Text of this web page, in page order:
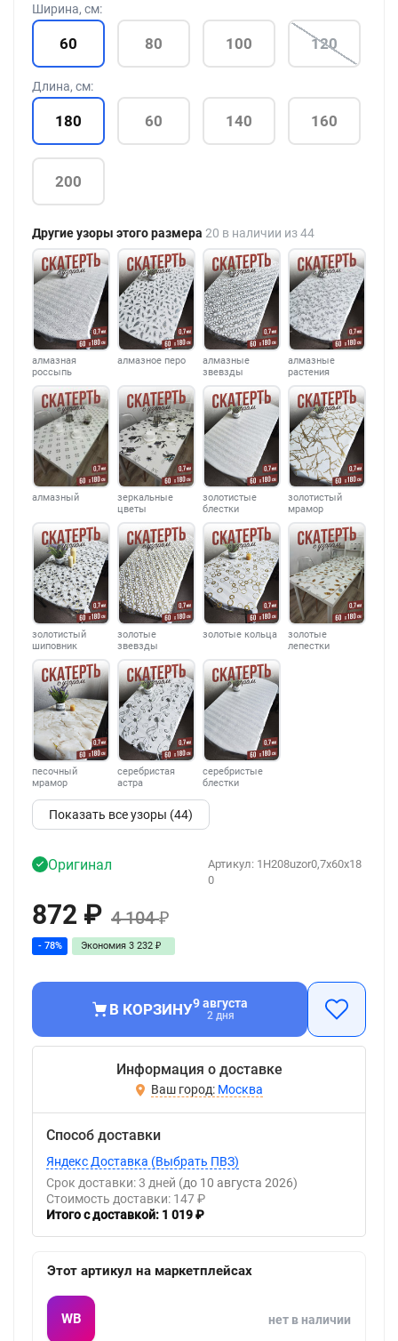
Ширина, см:
60 80 100 120
Длина, см:
180 60 140 160
200
Другие узоры этого размера 20 в наличии из 44
алмазная
россыпь
алмазное перо
алмазные
звевзды
алмазные
растения
алмазный
зеркальные
цветы
золотистые
блестки
золотистый
мрамор
золотистый
шиповник
золотые
звевзды
золотые кольца
золотые
лепестки
песочный
мрамор
серебристая
астра
серебристые
блестки
Показать все узоры (44)
Артикул: 1H208uzor0,7x60x18
0
Оригинал
872 ₽ 4 104₽
- 78% Экономия 3 232 ₽
В КОРЗИНУ9 августа
2 дня
Информация о доставке
Москва
Способ доставки
Яндекс Доставка (Выбрать ПВЗ)
Срок доставки: 3 дней (до 10 августа 2026)
Стоимость доставки: 147 ₽
Итого с доставкой: 1 019 ₽
Этот артикул на маркетплейсах
WB нет в наличии